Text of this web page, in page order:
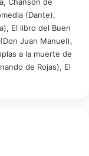
(Dante),
El libro del Buen
Juan Manuel),
a la muerte de
de Rojas), El